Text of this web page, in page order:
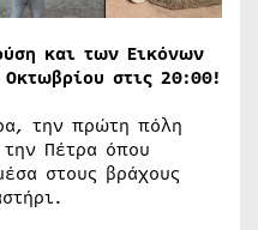
και των Εικόνων
στις 20:00!
την πρώτη πόλη
Πέτρα όπου
στους βράχους